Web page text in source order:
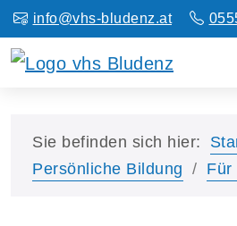
info@vhs-bludenz.at
Sie befinden sich hier:
Persönliche Bildung
Für